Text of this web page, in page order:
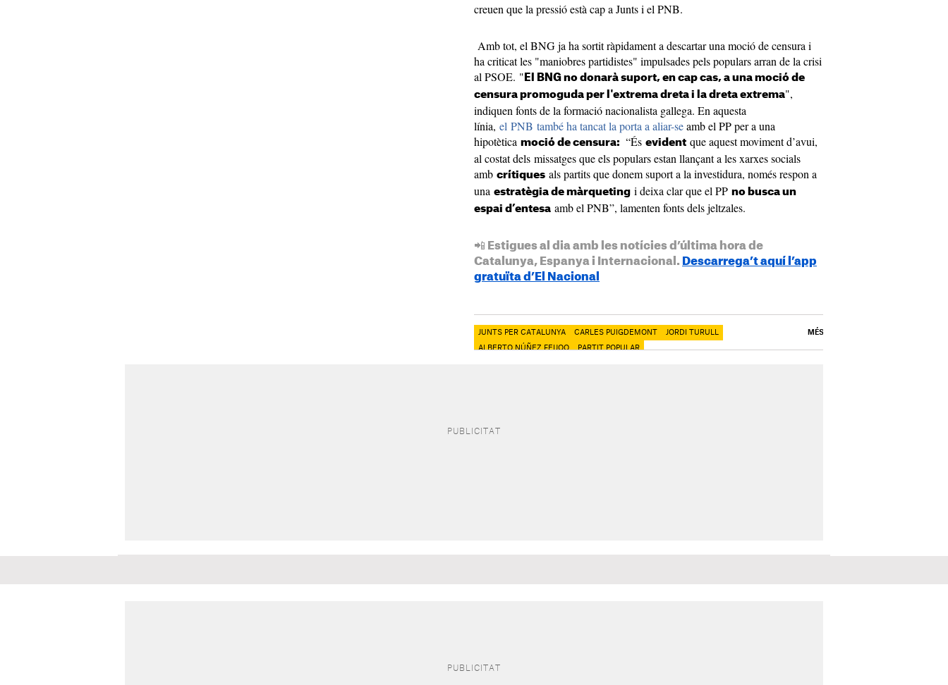
creuen que la pressió està cap a Junts i el PNB.
Amb tot, el BNG ja ha sortit ràpidament a descartar una moció de censura i
ha criticat les "maniobres partidistes" impulsades pels populars arran de la crisi
al PSOE. " El BNG no donarà suport, en cap cas, a una moció de
censura promoguda per l'extrema dreta i la dreta extrema",
indiquen fonts de la formació nacionalista gallega. En aquesta
línia, el PNB també ha tancat la porta a aliar-seamb el PP per a una
hipotètica moció de censura: “És evident que aquest moviment d’avui,
al costat dels missatges que els populars estan llançant a les xarxes socials
amb crítiques als partits que donem suport a la investidura, només respon a
una estratègia de màrqueting i deixa clar que el PP no busca un
espai d’entesa amb el PNB”, lamenten fonts dels jeltzales.
📲 Estigues al dia amb les notícies d’última hora de
Catalunya, Espanya i Internacional. Descarrega’t aquí l’app
gratuïta d’El Nacional
JUNTS PER CATALUNYA CARLES PUIGDEMONT JORDI TURULL
ALBERTO NÚÑEZ FEIJOO PARTIT POPULAR
MÉS